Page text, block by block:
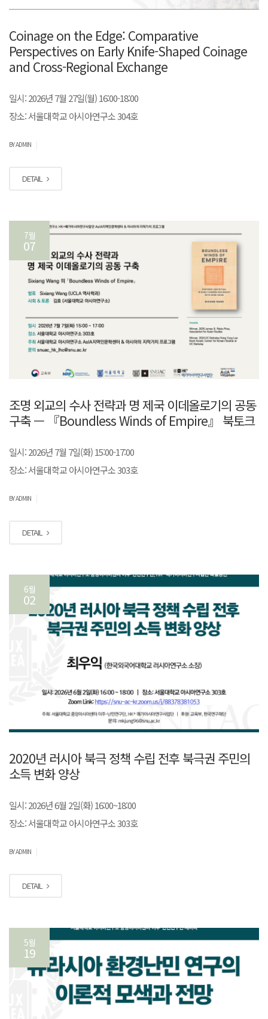
Coinage on the Edge: Comparative
Perspectives on Early Knife-Shaped Coinage
and Cross-Regional Exchange
일시: 2026년 7월 27일(월) 16:00-18:00
장소: 서울대학교 아시아연구소 304호
BY ADMIN
DETAIL
7월
07
조명 외교의 수사 전략과 명 제국 이데올로기의 공동
구축 — 『Boundless Winds of Empire』 북토크
일시: 2026년 7월 7일(화) 15:00-17:00
장소: 서울대학교 아시아연구소 303호
BY ADMIN
DETAIL
6월
02
2020년 러시아 북극 정책 수립 전후 북극권 주민의
소득 변화 양상
일시: 2026년 6월 2일(화) 16:00~18:00
장소: 서울대학교 아시아연구소 303호
BY ADMIN
DETAIL
5월
19